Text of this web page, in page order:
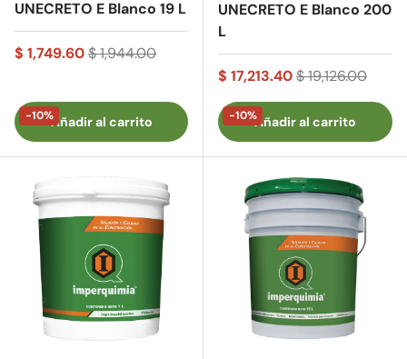
UNECRETO E Blanco 19 L
$ 1,749.60$ 1,944.00
Añadir al carrito
-10%
UNECRETO E Blanco 200
L
$ 17,213.40$ 19,126.00
Añadir al carrito
-10%